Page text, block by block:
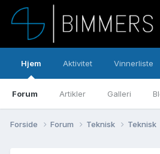
Hjem
Forum Artikler Galleri
Aktivitet Vinnerliste
Forside Forum Teknisk Teknisk